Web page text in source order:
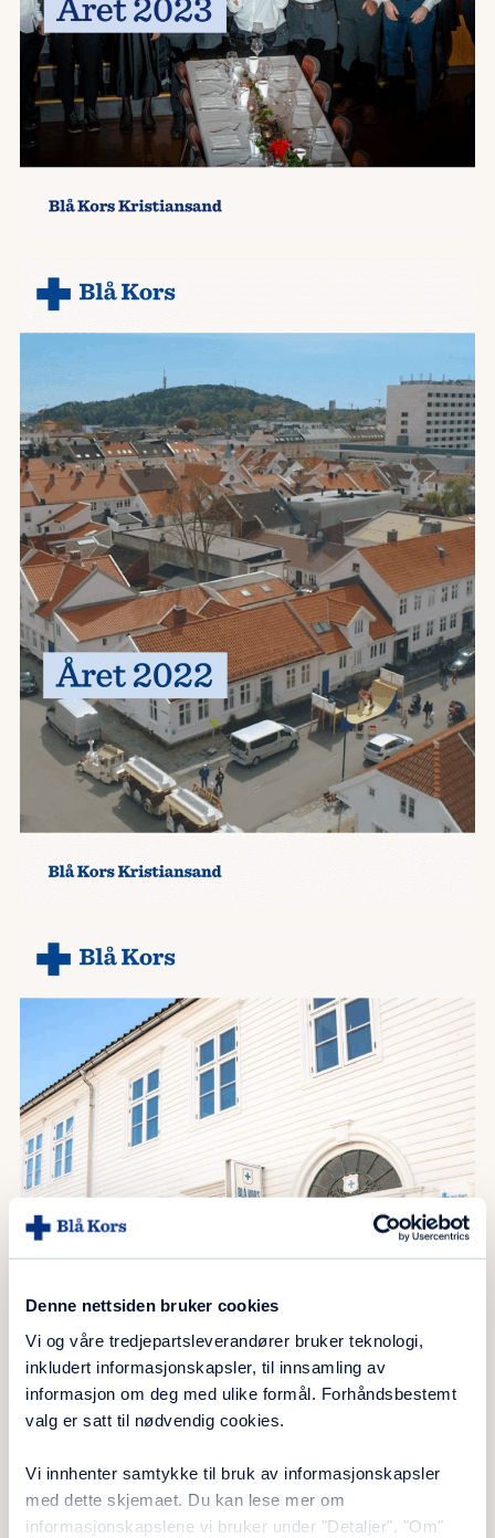
Denne nettsiden bruker cookies
Vi og våre tredjepartsleverandører bruker teknologi,
inkludert informasjonskapsler, til innsamling av
informasjon om deg med ulike formål. Forhåndsbestemt
valg er satt til nødvendig cookies.
Vi innhenter samtykke til bruk av informasjonskapsler
med dette skjemaet. Du kan lese mer om
informasjonskapslene vi bruker under "Detaljer", "Om"